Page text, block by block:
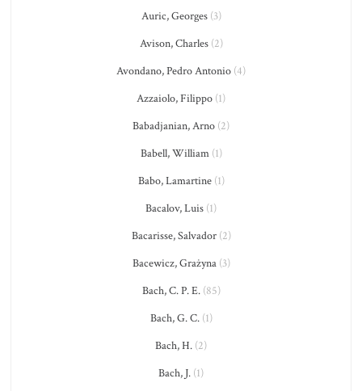
Auric, Georges(3)
Avison, Charles(2)
Avondano, Pedro Antonio (4)
Azzaiolo, Filippo (1)
Babadjanian, Arno (2)
Babell, William(1)
Babo, Lamartine(1)
Bacalov, Luis (1)
Bacarisse, Salvador(2)
Bacewicz, Grażyna(3)
Bach, C. P. E.(85)
Bach, G. C.(1)
Bach, H. (2)
Bach, J. (1)